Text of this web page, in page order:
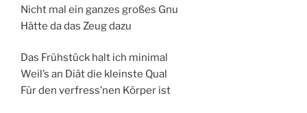
Nicht mal ein ganzes großes Gnu
Hätte da das Zeug dazu
Das Frühstück halt ich minimal
Weil’s an Diät die kleinste Qual
Für den verfress’nen Körper ist